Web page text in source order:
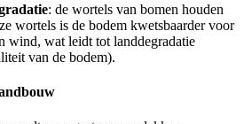
: de wortels van bomen houden
wortels is de bodem kwetsbaarder voor
wind, wat leidt tot landdegradatie
van de bodem).